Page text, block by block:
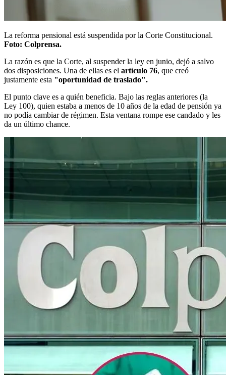
La reforma pensional está suspendida por la Corte Constitucional.
Foto: Colprensa.
La razón es que la Corte, al suspender la ley en junio, dejó a salvo
dos disposiciones. Una de ellas es el artículo 76, que creó
justamente esta "oportunidad de traslado".
El punto clave es a quién beneficia. Bajo las reglas anteriores (la
Ley 100), quien estaba a menos de 10 años de la edad de pensión ya
no podía cambiar de régimen. Esta ventana rompe ese candado y les
da un último chance.